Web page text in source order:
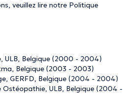
veuillez lire notre Politique
ULB, Belgique (2000 - 2004)
Belgique (2003 - 2003)
GERFD, Belgique (2004 - 2004)
ULB, Belgique (2004 -